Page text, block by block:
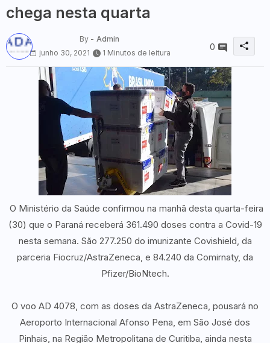
chega nesta quarta
By - Admin
junho 30, 2021
1 Minutos de leitura
0
O Ministério da Saúde confirmou na manhã desta quarta-feira
(30) que o Paraná receberá 361.490 doses contra a Covid-19
nesta semana. São 277.250 do imunizante Covishield, da
parceria Fiocruz/AstraZeneca, e 84.240 da Comirnaty, da
Pfizer/BioNtech.
O voo AD 4078, com as doses da AstraZeneca, pousará no
Aeroporto Internacional Afonso Pena, em São José dos
Pinhais, na Região Metropolitana de Curitiba, ainda nesta